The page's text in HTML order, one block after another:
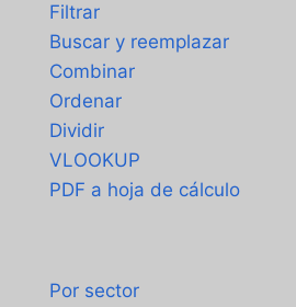
Filtrar
Buscar y reemplazar
Combinar
Ordenar
Dividir
VLOOKUP
PDF a hoja de cálculo
Por sector